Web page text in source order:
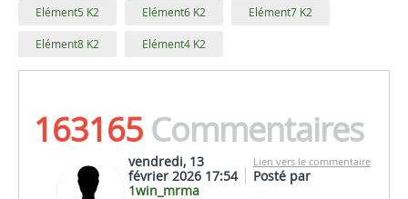
Elément5 K2 Elément6 K2 Elément7 K2
Elément8 K2 Elément4 K2
163165 Commentaires
Lien vers le commentaire
vendredi, 13
février 2026 17:54
Posté par
1win_mrma